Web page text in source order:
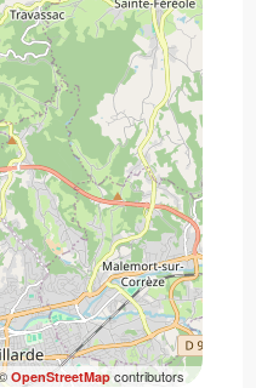
OpenStreetMapcontributors